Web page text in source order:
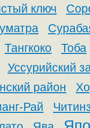
ключ
Тангкоко
Тоба
Уссурийский
район
Рай